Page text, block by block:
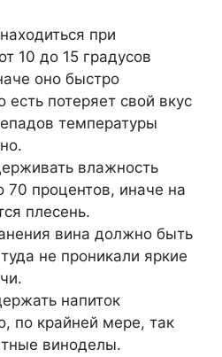
при
10 до 15 градусов
оно быстро
есть потеряет свой вкус
температуры
влажность
70 процентов, иначе на
плесень.
вина должно быть
не проникали яркие
напиток
по крайней мере, так
виноделы.